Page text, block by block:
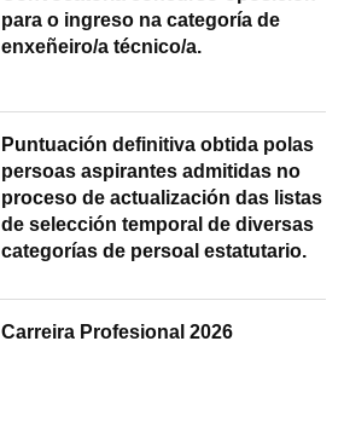
para o ingreso na categoría de
enxeñeiro/a técnico/a.
Puntuación definitiva obtida polas
persoas aspirantes admitidas no
proceso de actualización das listas
de selección temporal de diversas
categorías de persoal estatutario.
Carreira Profesional 2026